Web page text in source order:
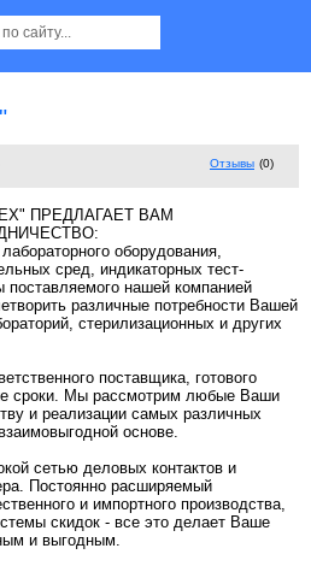
Отзывы (0)
ПРЕДЛАГАЕТ ВАМ
оборудования,
сред, индикаторных тест-
поставляемого нашей компанией
различные потребности Вашей
стерилизационных и других
поставщика, готового
сроки. Мы рассмотрим любые Ваши
и реализации самых различных
основе.
сетью деловых контактов и
Постоянно расширяемый
и импортного производства,
скидок - все это делает Ваше
и выгодным.